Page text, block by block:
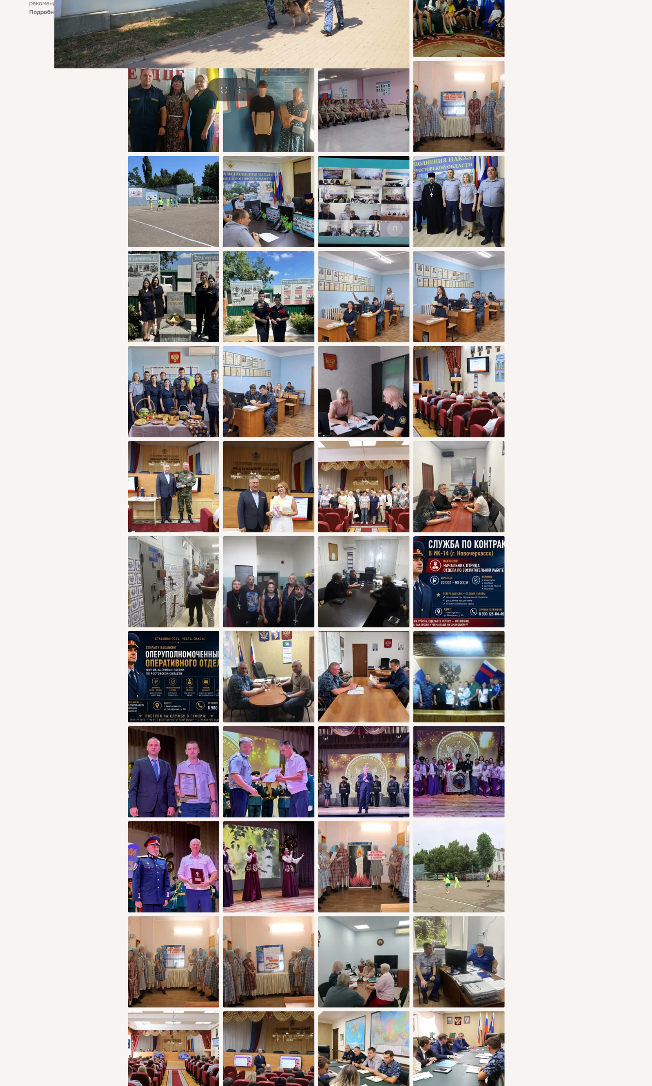
рекомендательные технологии
Подробнее